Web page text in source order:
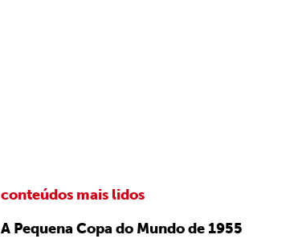
conteúdos mais lidos
A Pequena Copa do Mundo de 1955